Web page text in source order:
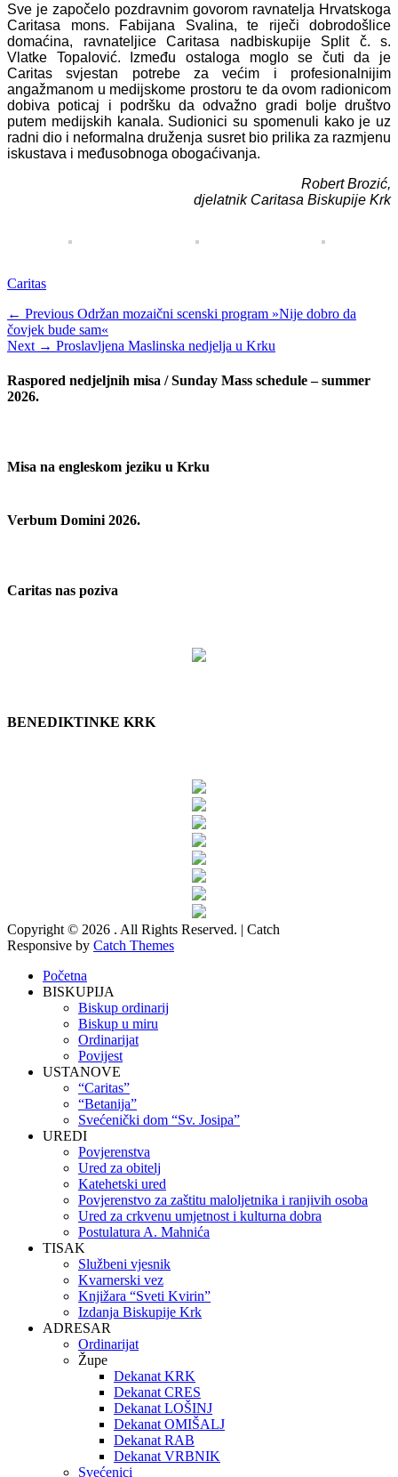
Sve je započelo pozdravnim govorom ravnatelja Hrvatskoga
Caritasa mons. Fabijana Svalina, te riječi dobrodošlice
domaćina, ravnateljice Caritasa nadbiskupije Split č. s.
Vlatke Topalović. Između ostaloga moglo se čuti da je
Caritas svjestan potrebe za većim i profesionalnijim
angažmanom u medijskome prostoru te da ovom radionicom
dobiva poticaj i podršku da odvažno gradi bolje društvo
putem medijskih kanala. Sudionici su spomenuli kako je uz
radni dio i neformalna druženja susret bio prilika za razmjenu
iskustava i međusobnoga obogaćivanja.
Robert Brozić,
djelatnik Caritasa Biskupije Krk
Categories
Caritas
Navigacija
objava
← Previous Previous
post:
Održan mozaični scenski program »Nije dobro da
čovjek bude sam«
Next → Next
Proslavljena Maslinska nedjelja u Krku
Raspored nedjeljnih misa / Sunday Mass schedule – summer
2026.
Misa na engleskom jeziku u Krku
Verbum Domini 2026.
Caritas nas poziva
BENEDIKTINKE KRK
Copyright © 2026 . All Rights Reserved. | Catch
Responsive by Catch Themes
Početna
BISKUPIJA
Biskup ordinarij
Biskup u miru
Ordinarijat
Povijest
USTANOVE
“Caritas”
“Betanija”
Svećenički dom “Sv. Josipa”
UREDI
Povjerenstva
Ured za obitelj
Katehetski ured
Povjerenstvo za zaštitu maloljetnika i ranjivih osoba
Ured za crkvenu umjetnost i kulturna dobra
Postulatura A. Mahnića
TISAK
Službeni vjesnik
Kvarnerski vez
Knjižara “Sveti Kvirin”
Izdanja Biskupije Krk
ADRESAR
Ordinarijat
Župe
Dekanat KRK
Dekanat CRES
Dekanat LOŠINJ
Dekanat OMIŠALJ
Dekanat RAB
Dekanat VRBNIK
Svećenici